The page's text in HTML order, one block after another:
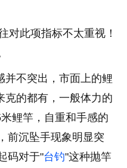
此项指标不太重视！
不突出，市面上的鲤
克的都有，一般体力的
鲤竿，自重和手感的
前沉坠手现象明显突
码对于"台钓"这种抛竿